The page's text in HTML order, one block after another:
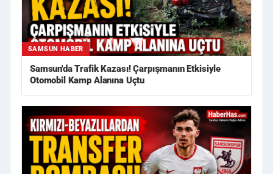
SAMSUN HABER
Samsun'da Trafik Kazası! Çarpışmanın Etkisiyle
Otomobil Kamp Alanına Uçtu